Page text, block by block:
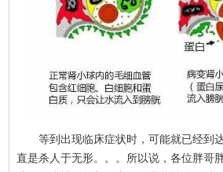
等到出现临床症状时，可能就已经到
直是杀人于无形。。。所以说，各位胖哥